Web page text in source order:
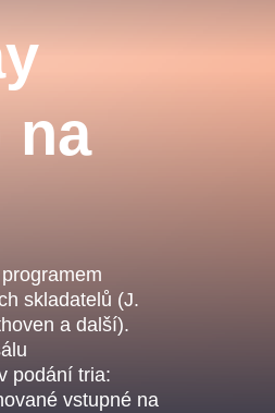
na
skladatelů (J.
a další).
podání tria:
vstupné na